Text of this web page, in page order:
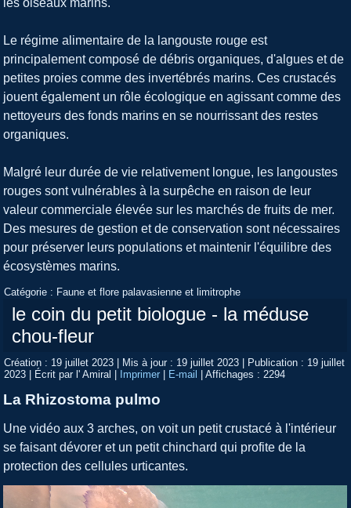
Le régime alimentaire de la langouste rouge est
principalement composé de débris organiques, d'algues et de
petites proies comme des invertébrés marins. Ces crustacés
jouent également un rôle écologique en agissant comme des
nettoyeurs des fonds marins en se nourrissant des restes
organiques.
Malgré leur durée de vie relativement longue, les langoustes
rouges sont vulnérables à la surpêche en raison de leur
valeur commerciale élevée sur les marchés de fruits de mer.
Des mesures de gestion et de conservation sont nécessaires
pour préserver leurs populations et maintenir l'équilibre des
écosystèmes marins.
Catégorie : Faune et flore palavasienne et limitrophe
le coin du petit biologue - la méduse
chou-fleur
Création : 19 juillet 2023 | Mis à jour : 19 juillet 2023 | Publication : 19 juillet
2023 | Écrit par l' Amiral | Imprimer | E-mail |Affichages : 2294
La Rhizostoma pulmo
Une vidéo aux 3 arches, on voit un petit crustacé à l'intérieur
se faisant dévorer et un petit chinchard qui profite de la
protection des cellules urticantes.